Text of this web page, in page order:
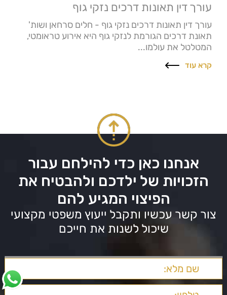
עורך דין תאונות דרכים נזקי גוף
עורך דין תאונות דרכים נזקי גוף - חלים סרחאן ושות'
תאונת דרכים הגורמת לנזקי גוף היא אירוע טראומטי,
המטלטל את עולמו...
קרא עוד
אנחנו כאן כדי להילחם עבור
הזכויות של ילדכם ולהבטיח את
הפיצוי המגיע להם
צור קשר עכשיו ותקבל ייעוץ משפטי מקצועי
שיכול לשנות את חייכם